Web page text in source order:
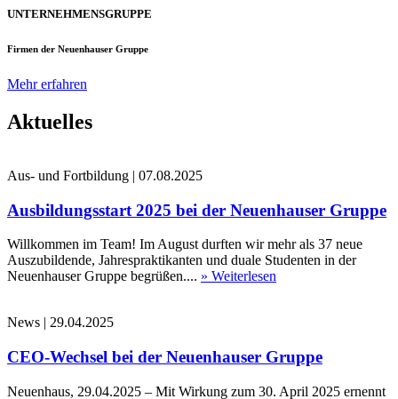
UNTERNEHMENSGRUPPE
Firmen der Neuenhauser Gruppe
Mehr erfahren
Aktuelles
Aus- und Fortbildung | 07.08.2025
Ausbildungsstart 2025 bei der Neuenhauser Gruppe
Willkommen im Team! Im August durften wir mehr als 37 neue
Auszubildende, Jahrespraktikanten und duale Studenten in der
Neuenhauser Gruppe begrüßen.... » Weiterlesen
News | 29.04.2025
CEO-Wechsel bei der Neuenhauser Gruppe
Neuenhaus, 29.04.2025 – Mit Wirkung zum 30. April 2025 ernennt